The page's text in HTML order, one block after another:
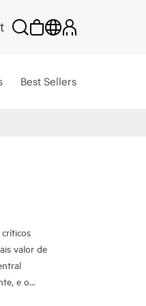
Best Sellers
valor de
e o